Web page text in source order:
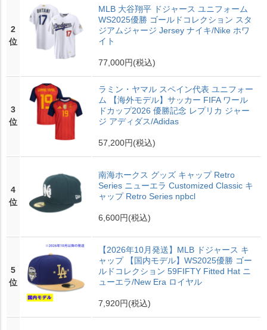
2
位
MLB 大谷翔平 ドジャース ユニフォーム
WS2025優勝 ゴールドコレクション スタ
ジアムジャージ Jersey ナイキ/Nike ホワ
イト
77,000円(税込)
3
位
ラミン・ヤマル スペイン代表 ユニフォー
ム 【海外モデル】サッカー FIFA ワール
ドカップ2026 優勝記念 レプリカ ジャー
ジ アディダス/Adidas
57,200円(税込)
4
位
南海ホークス グッズ キャップ Retro
Series ニューエラ Customized Classic キ
ャップ Retro Series npbcl
6,600円(税込)
5
位
【2026年10月発送】MLB ドジャース キ
ャップ 【国内モデル】WS2025優勝 ゴー
ルドコレクション 59FIFTY Fitted Hat ニ
ューエラ/New Era ロイヤル
7,920円(税込)